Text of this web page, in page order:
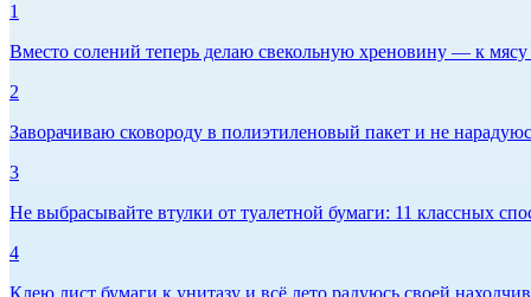
1
Вместо солений теперь делаю свекольную хреновину — к
2
Заворачиваю сковороду в полиэтиленовый пакет и не
3
Не выбрасывайте втулки от туалетной бумаги: 11 классных
4